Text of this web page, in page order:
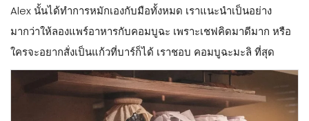
Alex นั้นได้ทำการหมักเองกับมือทั้งหมด เราแนะนำเป็นอย่าง
มากว่าให้ลองแพร์อาหารกับคอมบูฉะ เพราะเชฟคิดมาดีมาก หรือ
ใครจะอยากสั่งเป็นแก้วที่บาร์ก็ได้ เราชอบ คอมบูฉะมะลิ ที่สุด